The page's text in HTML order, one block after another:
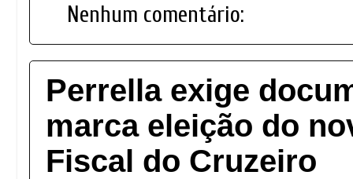
Nenhum comentário:
Perrella exige
marca eleição do
Fiscal do Cruzeiro